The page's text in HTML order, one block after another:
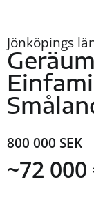
Jönköpings
800 000 SEK
~72 000